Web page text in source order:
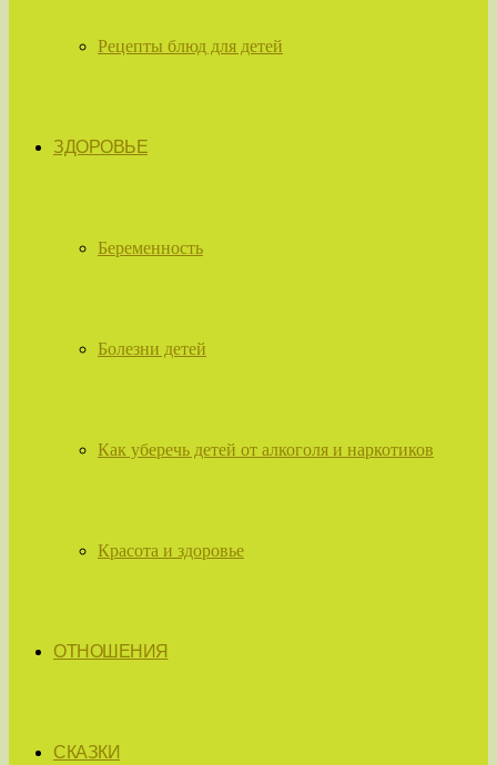
Рецепты блюд для детей
ЗДОРОВЬЕ
Беременность
Болезни детей
Как уберечь детей от алкоголя и наркотиков
Красота и здоровье
ОТНОШЕНИЯ
СКАЗКИ